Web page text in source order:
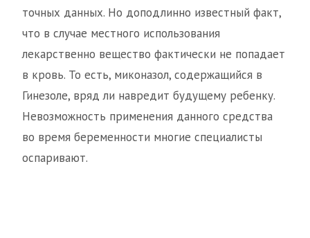
точных данных. Но доподлинно известный факт,
что в случае местного использования
лекарственно вещество фактически не попадает
в кровь. То есть, миконазол, содержащийся в
Гинезоле, вряд ли навредит будущему ребенку.
Невозможность применения данного средства
во время беременности многие специалисты
оспаривают.